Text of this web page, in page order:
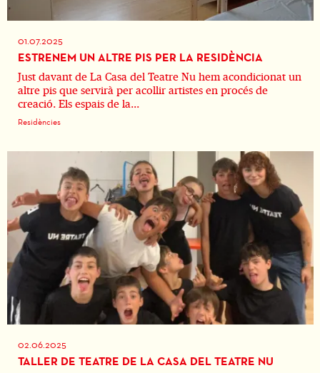
01.07.2025
ESTRENEM UN ALTRE PIS PER LA RESIDÈNCIA
Just davant de La Casa del Teatre Nu hem acondicionat un
altre pis que servirà per acollir artistes en procés de
creació. Els espais de la...
Residències
02.06.2025
TALLER DE TEATRE DE LA CASA DEL TEATRE NU